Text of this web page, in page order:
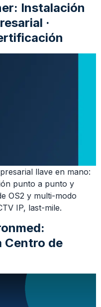
Instalación
·
llave en mano:
punto a punto y
OS2 y multi-modo
IP, last-mile.
Centro de